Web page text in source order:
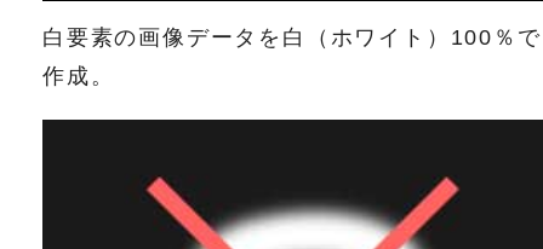
白要素の画像データを白（ホワイト）100％で
作成。